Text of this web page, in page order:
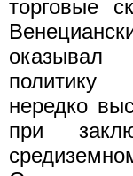
торговые
политику
нередко
при